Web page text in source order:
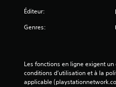
Éditeur:
Genres:
Les fonctions en ligne exigent
conditions d’utilisation et à la
applicable